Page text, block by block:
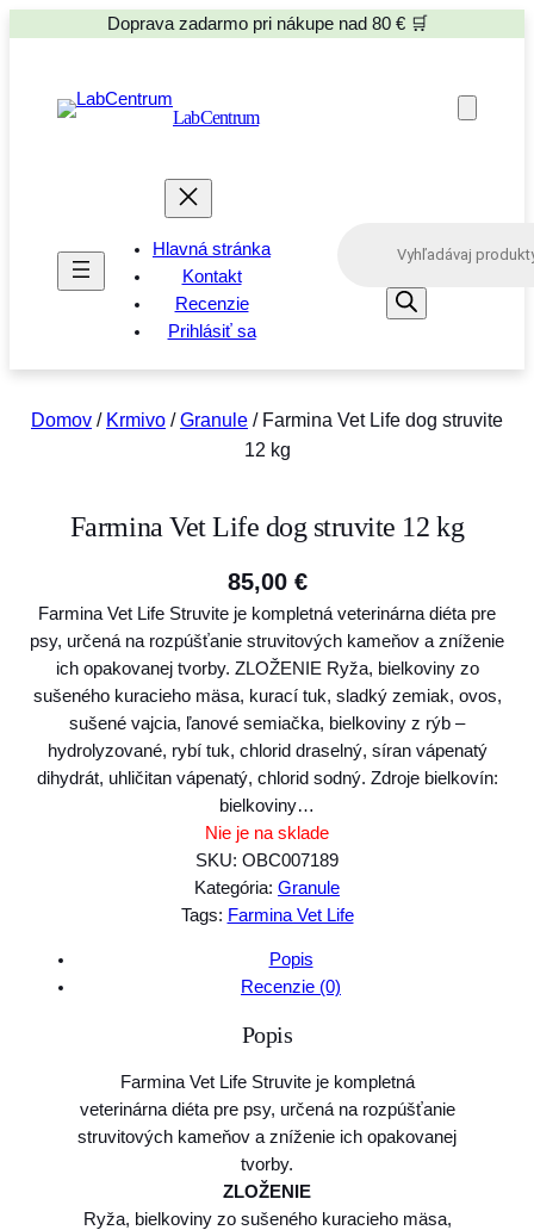
Doprava zadarmo pri nákupe nad 80 € 🛒
LabCentrum
Hlavná stránka
Kontakt
Recenzie
Prihlásiť sa
s
e
Domov / Krmivo /Granule / Farmina Vet Life dog struvite
12 kg
Farmina Vet Life dog struvite 12 kg
85,00 €
Farmina Vet Life Struvite je kompletná veterinárna diéta pre
psy, určená na rozpúšťanie struvitových kameňov a zníženie
ich opakovanej tvorby. ZLOŽENIE Ryža, bielkoviny zo
sušeného kuracieho mäsa, kurací tuk, sladký zemiak, ovos,
sušené vajcia, ľanové semiačka, bielkoviny z rýb –
hydrolyzované, rybí tuk, chlorid draselný, síran vápenatý
dihydrát, uhličitan vápenatý, chlorid sodný. Zdroje bielkovín:
bielkoviny…
Nie je na sklade
SKU: OBC007189
Kategória: Granule
Tags: Farmina Vet Life
Popis
Recenzie (0)
Popis
Farmina Vet Life Struvite je kompletná
veterinárna diéta pre psy, určená na rozpúšťanie
struvitových kameňov a zníženie ich opakovanej
tvorby.
ZLOŽENIE
Ryža, bielkoviny zo sušeného kuracieho mäsa,